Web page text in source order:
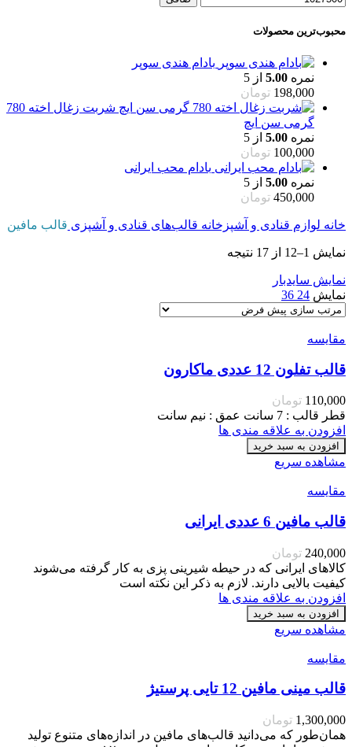
محبوب‌ترین محصولات
بادام هندی سوپر
نمره 5.00 از 5
198,000 تومان
شربت زغال اخته 780
گرمی سن ایچ
نمره 5.00 از 5
100,000 تومان
بادام محب ایرانی
نمره 5.00 از 5
450,000 تومان
خانه لوازم قنادی و آشپزخانه قالب‌های قنادی و آشپزی قالب مافین
نمایش 1–12 از 17 نتیجه
نمایش سایدبار
نمایش 24
36
مقایسه
قالب تفلون 12 عددی ماکارون
110,000 تومان
قطر قالب : 7 سانت عمق : نیم سانت
افزودن به علاقه مندی ها
افزودن به سبد خرید
مشاهده سریع
مقایسه
قالب مافین 6 عددی ایرانی
240,000 تومان
کالاهای ایرانی که در حیطه شیرینی پزی به کار گرفته می‌شوند
کیفیت بالایی دارند. لازم به ذکر این نکته است
افزودن به علاقه مندی ها
افزودن به سبد خرید
مشاهده سریع
مقایسه
قالب مینی مافین 12 تایی پرستیژ
1,300,000 تومان
همان‌طور که می‌دانید قالب‌های مافین در اندازه‌های متنوع تولید